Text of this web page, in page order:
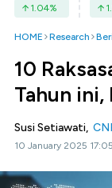
1.04%
HOME Research
10
Tahun
Susi Setiawati,
10 January 2025 17:05